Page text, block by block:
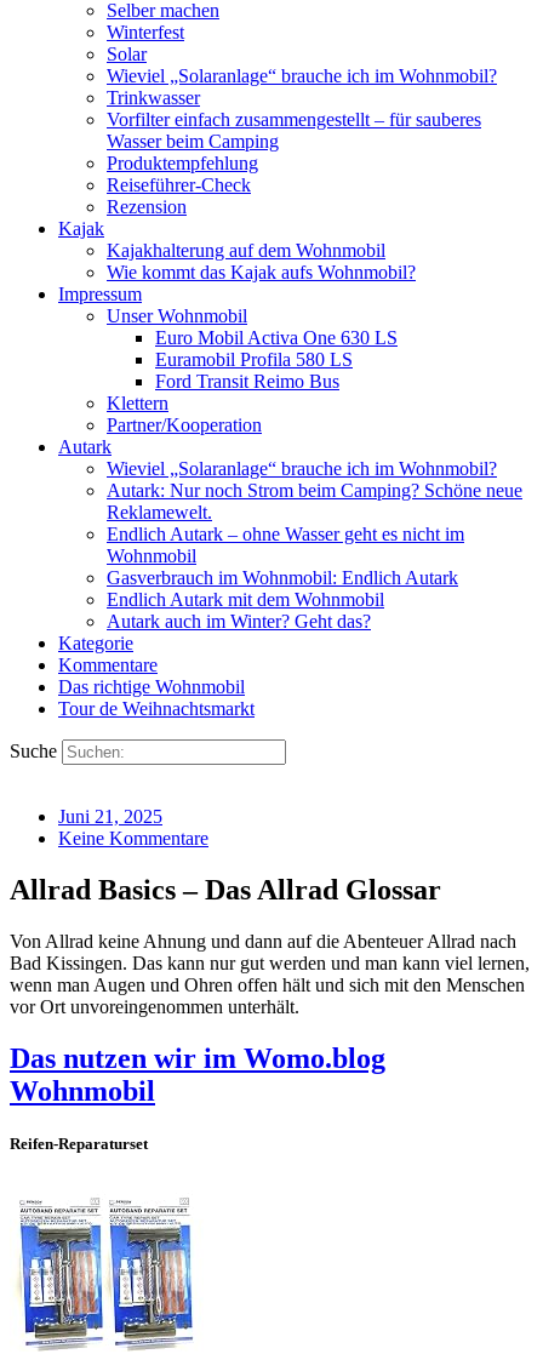
Selber machen
Winterfest
Solar
Wieviel „Solaranlage“ brauche ich im Wohnmobil?
Trinkwasser
Vorfilter einfach zusammengestellt – für sauberes
Wasser beim Camping
Produktempfehlung
Reiseführer-Check
Rezension
Kajak
Kajakhalterung auf dem Wohnmobil
Wie kommt das Kajak aufs Wohnmobil?
Impressum
Unser Wohnmobil
Euro Mobil Activa One 630 LS
Euramobil Profila 580 LS
Ford Transit Reimo Bus
Klettern
Partner/Kooperation
Autark
Wieviel „Solaranlage“ brauche ich im Wohnmobil?
Autark: Nur noch Strom beim Camping? Schöne neue
Reklamewelt.
Endlich Autark – ohne Wasser geht es nicht im
Wohnmobil
Gasverbrauch im Wohnmobil: Endlich Autark
Endlich Autark mit dem Wohnmobil
Autark auch im Winter? Geht das?
Kategorie
Kommentare
Das richtige Wohnmobil
Tour de Weihnachtsmarkt
Suche
Juni 21, 2025
Keine Kommentare
Allrad Basics – Das Allrad Glossar
Von Allrad keine Ahnung und dann auf die Abenteuer Allrad nach
Bad Kissingen. Das kann nur gut werden und man kann viel lernen,
wenn man Augen und Ohren offen hält und sich mit den Menschen
vor Ort unvoreingenommen unterhält.
Das nutzen wir im Womo.blog
Wohnmobil
Reifen-Reparaturset